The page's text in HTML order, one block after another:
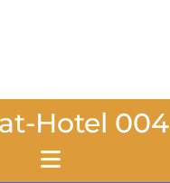
Hotel 004